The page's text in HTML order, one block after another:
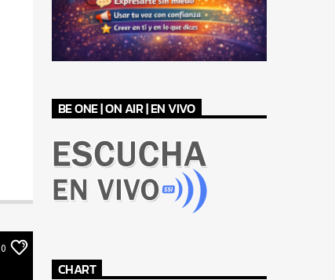
0
BE ONE | ON AIR | EN VIVO
CHART